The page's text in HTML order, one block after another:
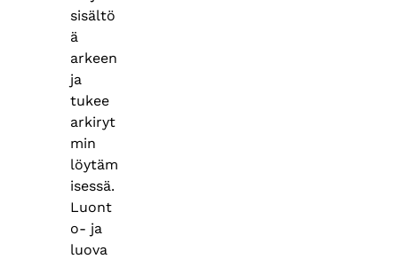
sisältö
ä
arkeen
ja
tukee
arkiryt
min
löytäm
isessä.
Luont
o- ja
luova